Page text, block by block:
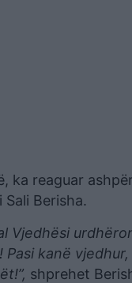
ka reaguar
Berisha.
Vjedhësi
kanë
shprehet